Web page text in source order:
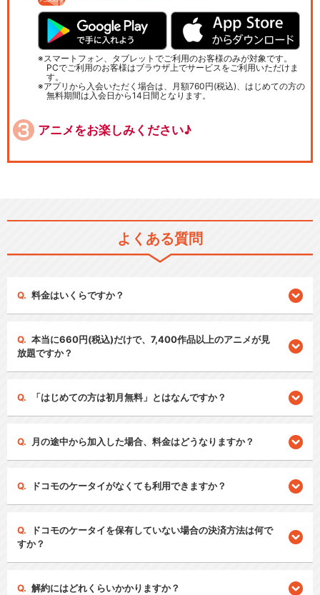
スマートフォン、タブレットでご利用のお客様のみが対象です。
PCでご利用のお客様はブラウザ上でサービスをご利用いただけま
す。
アプリから入会いただく場合は、月額760円(税込)、はじめての方の
無料期間は入会日から14日間となります。
アニメをお楽しみください♪
よくある質問
料金はいくらですか？
本当に660円(税込)だけで、7,400作品以上のアニメが見
放題ですか？
「はじめての方は初月無料」とはなんですか？
月の途中から加入した場合、料金はどうなりますか？
ドコモのケータイがなくても利用できますか？
ドコモのケータイを保有していない場合の決済方法は何で
すか？
解約にはどれくらいかかりますか？